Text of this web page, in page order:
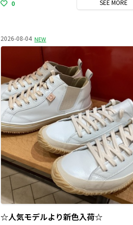
0 SEEMORE
2026-08-04 NEW
☆人気モデルより新色入荷☆